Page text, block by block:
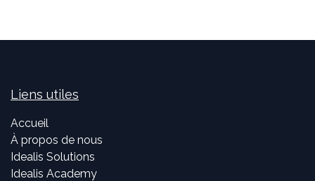
Liens utiles
Accueil
À propos de nous
Idealis Solutions
Idealis Academy